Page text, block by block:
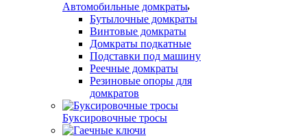
Автомобильные домкраты
Бутылочные домкраты
Винтовые домкраты
Домкраты подкатные
Подставки под машину
Реечные домкраты
Резиновые опоры для
домкратов
Буксировочные тросы